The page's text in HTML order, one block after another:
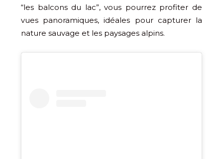
“les balcons du lac”, vous pourrez profiter de
vues panoramiques, idéales pour capturer la
nature sauvage et les paysages alpins.